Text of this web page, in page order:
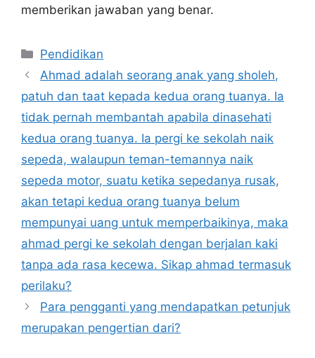
memberikan jawaban yang benar.
Kategori
Pendidikan
Ahmad adalah seorang anak yang sholeh,
patuh dan taat kepada kedua orang tuanya. Ia
tidak pernah membantah apabila dinasehati
kedua orang tuanya. Ia pergi ke sekolah naik
sepeda, walaupun teman-temannya naik
sepeda motor, suatu ketika sepedanya rusak,
akan tetapi kedua orang tuanya belum
mempunyai uang untuk memperbaikinya, maka
ahmad pergi ke sekolah dengan berjalan kaki
tanpa ada rasa kecewa. Sikap ahmad termasuk
perilaku?
Para pengganti yang mendapatkan petunjuk
merupakan pengertian dari?